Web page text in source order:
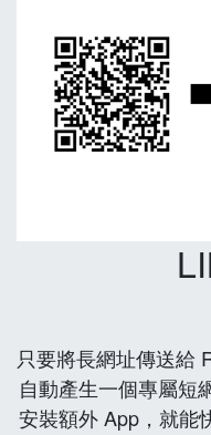
只要將長網址傳送給
自動產生一個專屬短
安裝額外 App，就能